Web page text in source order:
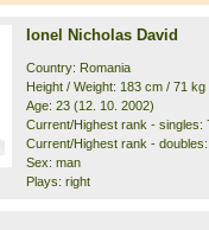
Ionel Nicholas David
Country: Romania
Height / Weight: 183 cm / 71 kg
Age: 23 (12. 10. 2002)
Current/Highest rank - singles:
Current/Highest rank -
Sex: man
Plays: right